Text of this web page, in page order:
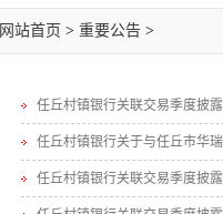
网站首页 > 重要公告 >
任丘村镇银行关联交易季度披露
任丘村镇银行关于与任丘市华
任丘村镇银行关联交易季度披露